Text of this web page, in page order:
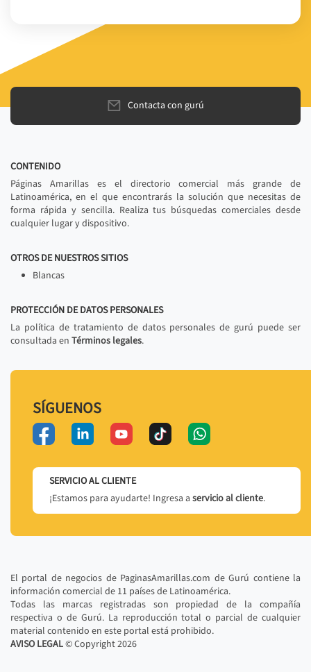
Contacta con gurú
CONTENIDO
Páginas Amarillas es el directorio comercial más grande de
Latinoamérica, en el que encontrarás la solución que necesitas de
forma rápida y sencilla. Realiza tus búsquedas comerciales desde
cualquier lugar y dispositivo.
OTROS DE NUESTROS SITIOS
Blancas
PROTECCIÓN DE DATOS PERSONALES
La política de tratamiento de datos personales de gurú puede ser
consultada en Términos legales.
SÍGUENOS
SERVICIO AL CLIENTE
¡Estamos para ayudarte! Ingresa a servicio al cliente.
El portal de negocios de PaginasAmarillas.com de Gurú contiene la
información comercial de 11 países de Latinoamérica.
Todas las marcas registradas son propiedad de la compañía
respectiva o de Gurú. La reproducción total o parcial de cualquier
material contenido en este portal está prohibido.
AVISO LEGAL© Copyright2026